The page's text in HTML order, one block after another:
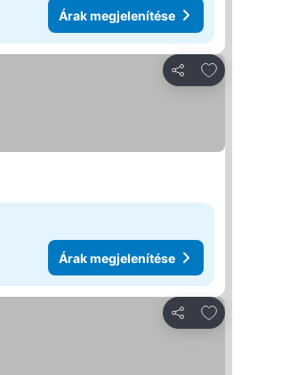
Árak megjelenítése
Megosztás
Hozzáadás a
Árak megjelenítése
Megosztás
Hozzáadás a